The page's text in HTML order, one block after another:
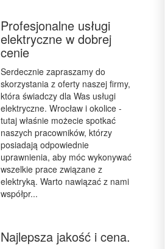
Profesjonalne usługi
elektryczne w dobrej
cenie
Serdecznie zapraszamy do
skorzystania z oferty naszej firmy,
która świadczy dla Was usługi
elektryczne. Wrocław i okolice -
tutaj właśnie możecie spotkać
naszych pracowników, którzy
posiadają odpowiednie
uprawnienia, aby móc wykonywać
wszelkie prace związane z
elektryką. Warto nawiązać z nami
współpr...
Najlepsza jakość i cena.